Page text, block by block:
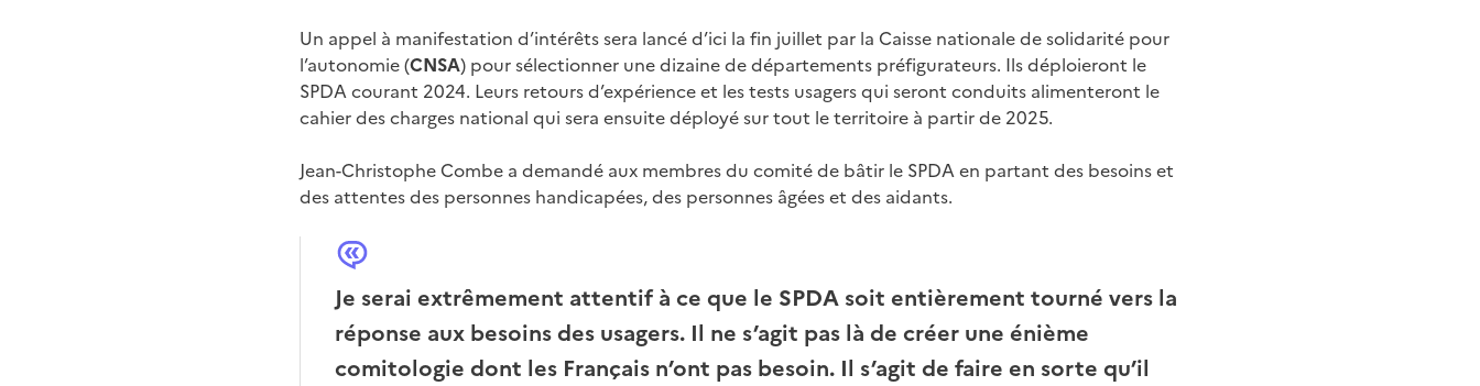
Un appel à manifestation d’intérêts sera lancé d’ici la fin juillet par la Caisse nationale de solidarité pour
l’autonomie (CNSA) pour sélectionner une dizaine de départements préfigurateurs. Ils déploieront le
SPDA courant 2024. Leurs retours d’expérience et les tests usagers qui seront conduits alimenteront le
cahier des charges national qui sera ensuite déployé sur tout le territoire à partir de 2025.
Jean-Christophe Combe a demandé aux membres du comité de bâtir le SPDA en partant des besoins et
des attentes des personnes handicapées, des personnes âgées et des aidants.
Je serai extrêmement attentif à ce que le SPDA soit entièrement tourné vers la
réponse aux besoins des usagers. Il ne s’agit pas là de créer une énième
comitologie dont les Français n’ont pas besoin. Il s’agit de faire en sorte qu’il